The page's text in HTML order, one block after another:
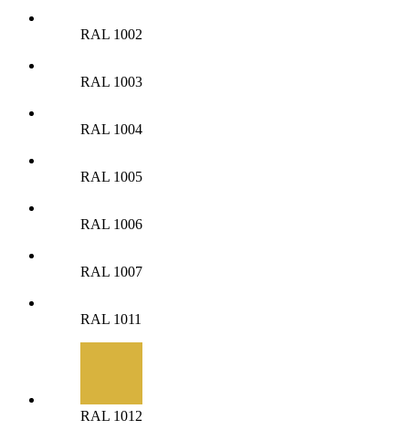
RAL 1002
RAL 1003
RAL 1004
RAL 1005
RAL 1006
RAL 1007
RAL 1011
RAL 1012